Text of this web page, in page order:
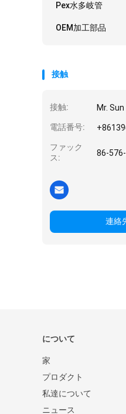
Pex水多岐管
OEM加工部品
接触
接触: Mr. Sun
電話番号:
ファック
ス:
86-
連絡
について
家
プロダクト
私達について
ニュース